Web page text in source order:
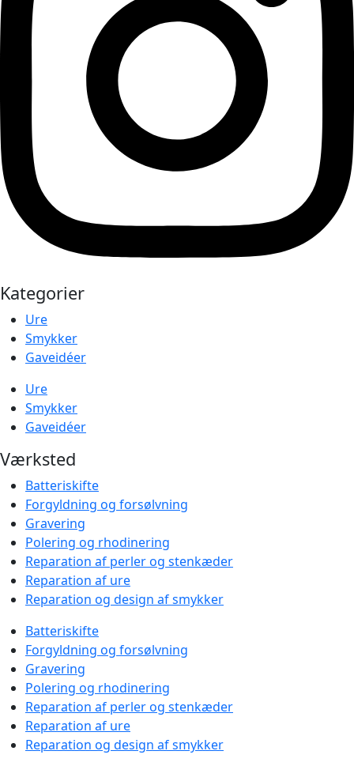
Kategorier
Ure
Smykker
Gaveidéer
Ure
Smykker
Gaveidéer
Værksted
Batteriskifte
Forgyldning og forsølvning
Gravering
Polering og rhodinering
Reparation af perler og stenkæder
Reparation af ure
Reparation og design af smykker
Batteriskifte
Forgyldning og forsølvning
Gravering
Polering og rhodinering
Reparation af perler og stenkæder
Reparation af ure
Reparation og design af smykker